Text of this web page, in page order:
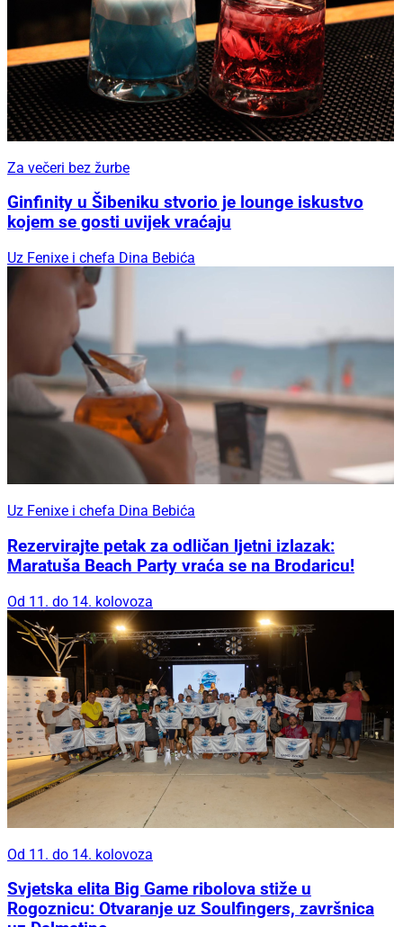
Za večeri bez žurbe
Ginfinity u Šibeniku stvorio je lounge iskustvo
kojem se gosti uvijek vraćaju
Uz Fenixe i chefa Dina Bebića
Uz Fenixe i chefa Dina Bebića
Rezervirajte petak za odličan ljetni izlazak:
Maratuša Beach Party vraća se na Brodaricu!
Od 11. do 14. kolovoza
Od 11. do 14. kolovoza
Svjetska elita Big Game ribolova stiže u
Rogoznicu: Otvaranje uz Soulfingers, završnica